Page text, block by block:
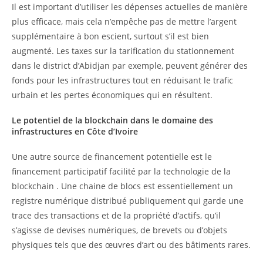
Il est important d’utiliser les dépenses actuelles de manière
plus efficace, mais cela n’empêche pas de mettre l’argent
supplémentaire à bon escient, surtout s’il est bien
augmenté. Les taxes sur la tarification du stationnement
dans le district d’Abidjan par exemple, peuvent générer des
fonds pour les infrastructures tout en réduisant le trafic
urbain et les pertes économiques qui en résultent.
Le potentiel de la blockchain dans le domaine des
infrastructures en Côte d’Ivoire
Une autre source de financement potentielle est le
financement participatif facilité par la technologie de la
blockchain . Une chaine de blocs est essentiellement un
registre numérique distribué publiquement qui garde une
trace des transactions et de la propriété d’actifs, qu’il
s’agisse de devises numériques, de brevets ou d’objets
physiques tels que des œuvres d’art ou des bâtiments rares.